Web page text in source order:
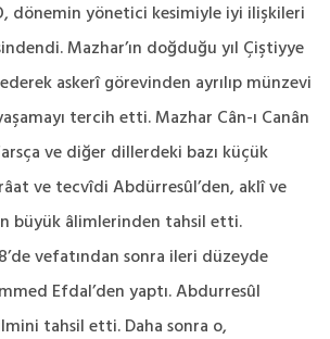
dönemin yönetici kesimiyle iyi ilişkileri
Mazhar’ın doğduğu yıl Çiştiyye
askerî görevinden ayrılıp münzevi
tercih etti. Mazhar Cân-ı Canân
ve diğer dillerdeki bazı küçük
ve tecvîdi Abdürresûl’den, aklî ve
büyük âlimlerinden tahsil etti.
vefatından sonra ileri düzeyde
Efdal’den yaptı. Abdurresûl
tahsil etti. Daha sonra o,